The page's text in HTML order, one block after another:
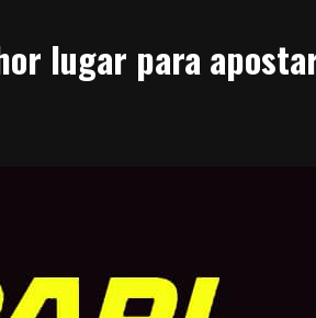
lugar para